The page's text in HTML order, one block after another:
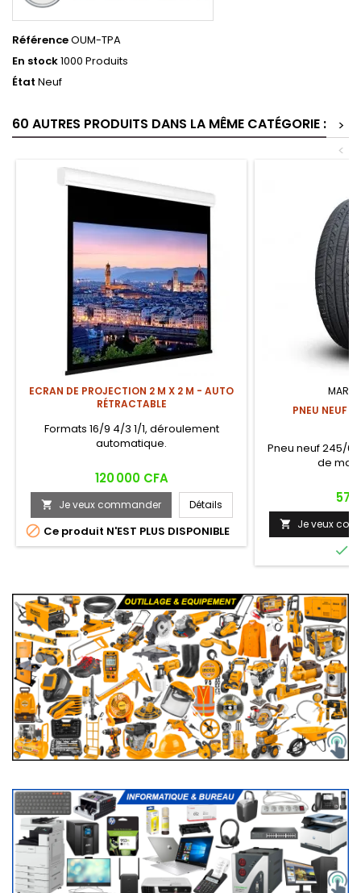
RéférenceOUM-TPA
En stock1000 Produits
État Neuf
60 AUTRES PRODUITS DANS LA MÊME CATÉGORIE :
>
<
ECRAN DE PROJECTION 2 M X 2 M - AUTO
RÉTRACTABLE
Formats 16/9 4/3 1/1, déroulement
automatique.
Prix
120 000 CFA
 Je veux commander Détails
 Ce produit N'EST PLUS DISPONIBLE
PNEU NEUF
Pneu neuf 245/
de
Prix
57
 Je veux
